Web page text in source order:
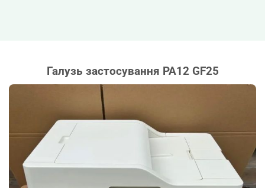
Галузь застосування PA12 GF25